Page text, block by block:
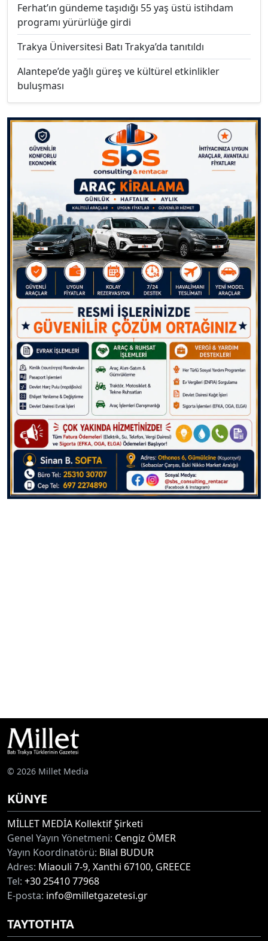
Ferhat’ın gündeme taşıdığı 55 yaş üstü istihdam
programı yürürlüğe girdi
Trakya Üniversitesi Batı Trakya’da tanıtıldı
Alantepe’de yağlı güreş ve kültürel etkinlikler
buluşması
© 2026 Millet Media
KÜNYE
MİLLET MEDİA Kollektif Şirketi
Genel Yayın Yönetmeni: Cengiz ÖMER
Yayın Koordinatörü: Bilal BUDUR
Adres: Miaouli 7-9, Xanthi 67100, GREECE
Tel: +30 25410 77968
E-posta: info@milletgazetesi.gr
ΤΑΥΤΟΤΗΤΑ